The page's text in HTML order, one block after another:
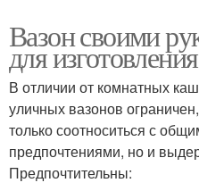
Вазон своими
для
В отличии от комнатных
уличных вазонов
только соотноситься с
предпочтениями, но и
Предпочтительны: